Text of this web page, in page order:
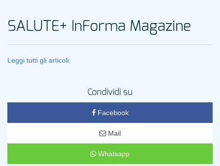
SALUTE+ InForma Magazine
Leggi tutti gli articoli
Condividi su
Facebook
Mail
Whatsapp